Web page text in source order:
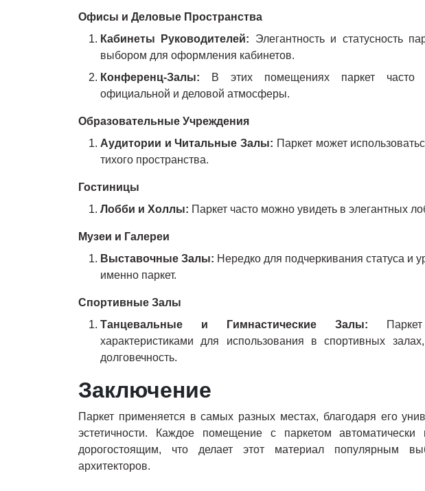
Офисы и Деловые Пространства
Кабинеты Руководителей: Элегантность и статусность
выбором для оформления кабинетов.
Конференц-Залы: В этих помещениях паркет часто
официальной и деловой атмосферы.
Образовательные Учреждения
Аудитории и Читальные Залы: Паркет может
тихого пространства.
Гостиницы
Лобби и Холлы: Паркет часто можно увидеть в элегантных
Музеи и Галереи
Выставочные Залы: Нередко для подчеркивания статуса и
именно паркет.
Спортивные Залы
Танцевальные и Гимнастические Залы:
характеристиками для использования в спортивных
долговечность.
Заключение
Паркет применяется в самых разных местах, благодаря его
эстетичности. Каждое помещение с паркетом
дорогостоящим, что делает этот материал популярным
архитекторов.